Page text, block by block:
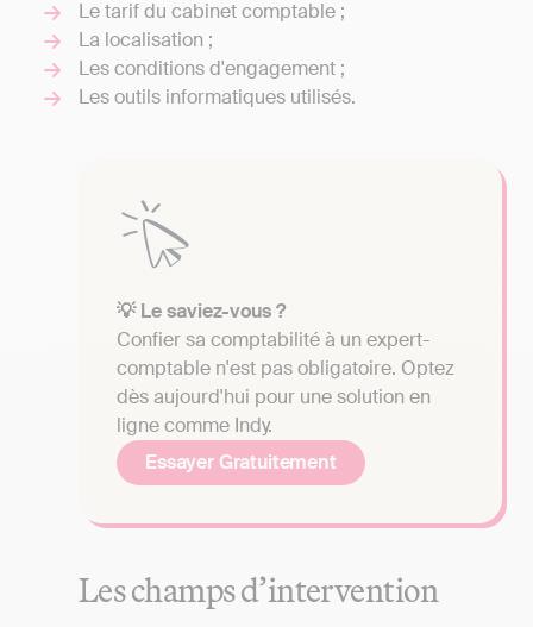
Le tarif du cabinet comptable ;
La localisation ;
Les conditions d'engagement ;
Les outils informatiques utilisés.
💡 Le saviez-vous ?
Confier sa comptabilité à un expert-
comptable n'est pas obligatoire. Optez
dès aujourd'hui pour une solution en
ligne comme Indy.
Essayer Gratuitement
Les champs d’intervention